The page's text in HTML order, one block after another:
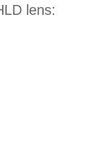
lens: